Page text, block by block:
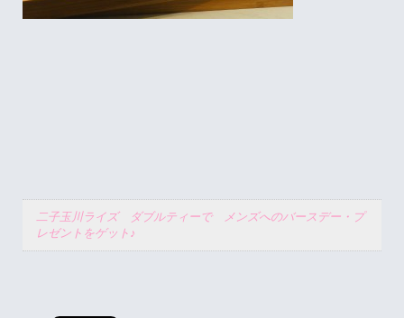
二子玉川ライズ ダブルティーで メンズへのバースデー・プ
レゼントをゲット♪